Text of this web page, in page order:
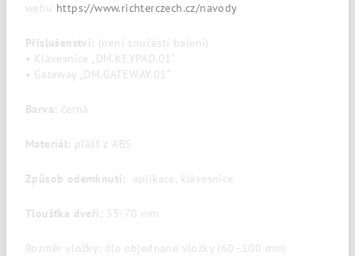
webu https://www.richterczech.cz/navody
Příslušenství: (není součástí balení)
• Klávesnice „DM.KEYPAD.01“
• Gateway „DM.GATEWAY.01“
Barva: černá
Materiál: plášť z ABS
Způsob odemknutí: aplikace, klávesnice
Tloušťka dveří: 35-70 mm
Rozměr vložky: dle objednané vložky (60–100 mm)